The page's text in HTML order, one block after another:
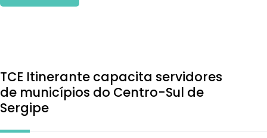
TCE Itinerante capacita servidores
de municípios do Centro-Sul de
Sergipe